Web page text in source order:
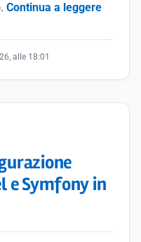
Continua a leggere
alle 18:01
e Symfony in